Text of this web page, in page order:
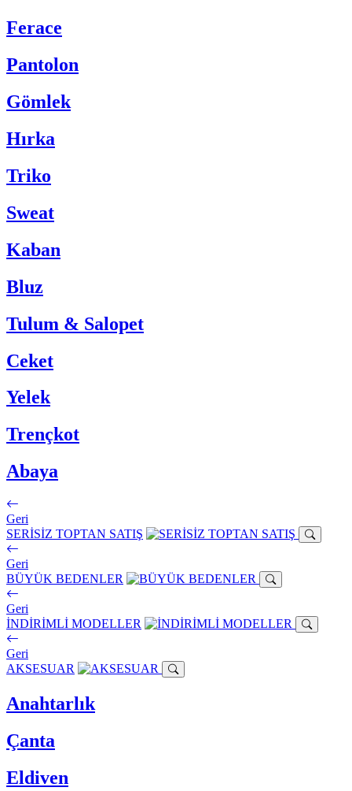
Ferace
Pantolon
Gömlek
Hırka
Triko
Sweat
Kaban
Bluz
Tulum & Salopet
Ceket
Yelek
Trençkot
Abaya
Geri
SERİSİZ TOPTAN SATIŞ
Geri
BÜYÜK BEDENLER
Geri
İNDİRİMLİ MODELLER
Geri
AKSESUAR
Anahtarlık
Çanta
Eldiven